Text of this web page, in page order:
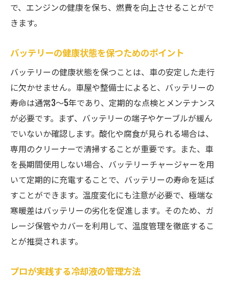
で、エンジンの健康を保ち、燃費を向上させることがで
きます。
バッテリーの健康状態を保つためのポイント
バッテリーの健康状態を保つことは、車の安定した走行
に欠かせません。車屋や整備士によると、バッテリーの
寿命は通常3〜5年であり、定期的な点検とメンテナンス
が必要です。まず、バッテリーの端子やケーブルが緩ん
でいないか確認します。酸化や腐食が見られる場合は、
専用のクリーナーで清掃することが重要です。また、車
を長期間使用しない場合、バッテリーチャージャーを用
いて定期的に充電することで、バッテリーの寿命を延ば
すことができます。温度変化にも注意が必要で、極端な
寒暖差はバッテリーの劣化を促進します。そのため、ガ
レージ保管やカバーを利用して、温度管理を徹底するこ
とが推奨されます。
プロが実践する冷却液の管理方法